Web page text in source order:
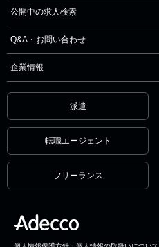
公開中の求人検索
Q&A・お問い合わせ
企業情報
派遣
転職エージェント
フリーランス